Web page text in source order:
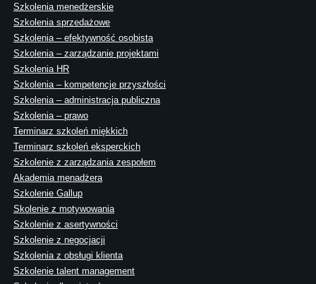
Szkolenia menedżerskie
Szkolenia sprzedażowe
Szkolenia – efektywność osobista
Szkolenia – zarządzanie projektami
Szkolenia HR
Szkolenia – kompetencje przyszłości
Szkolenia – administracja publiczna
Szkolenia – prawo
Terminarz szkoleń miękkich
Terminarz szkoleń eksperckich
Szkolenie z zarządzania zespołem
Akademia menadżera
Szkolenie Gallup
Skolenie z motywowania
Szkolenie z asertywności
Szkolenie z negocjacji
Szkolenia z obsługi klienta
Szkolenie talent management